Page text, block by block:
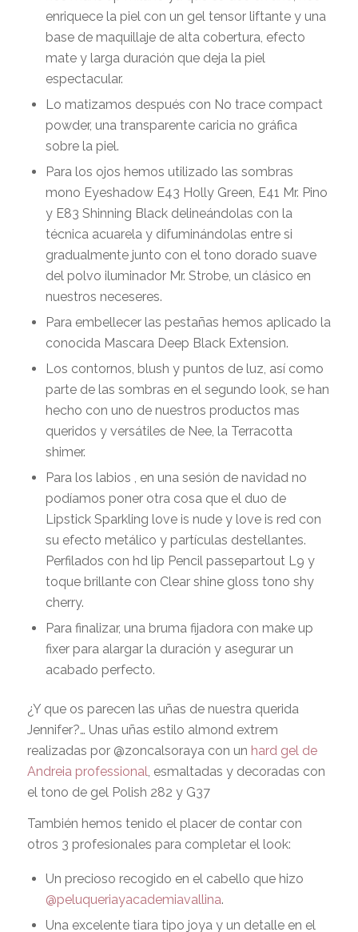
enriquece la piel con un gel tensor liftante y una
base de maquillaje de alta cobertura, efecto
mate y larga duración que deja la piel
espectacular.
Lo matizamos después con No trace compact
powder, una transparente caricia no gráfica
sobre la piel.
Para los ojos hemos utilizado las sombras
mono Eyeshadow E43 Holly Green, E41 Mr. Pino
y E83 Shinning Black delineándolas con la
técnica acuarela y difuminándolas entre si
gradualmente junto con el tono dorado suave
del polvo iluminador Mr. Strobe, un clásico en
nuestros neceseres.
Para embellecer las pestañas hemos aplicado la
conocida Mascara Deep Black Extension.
Los contornos, blush y puntos de luz, así como
parte de las sombras en el segundo look, se han
hecho con uno de nuestros productos mas
queridos y versátiles de Nee, la Terracotta
shimer.
Para los labios , en una sesión de navidad no
podíamos poner otra cosa que el duo de
Lipstick Sparkling love is nude y love is red con
su efecto metálico y partículas destellantes.
Perfilados con hd lip Pencil passepartout L9 y
toque brillante con Clear shine gloss tono shy
cherry.
Para finalizar, una bruma fijadora con make up
fixer para alargar la duración y asegurar un
acabado perfecto.
¿Y que os parecen las uñas de nuestra querida
Jennifer?… Unas uñas estilo almond extrem
realizadas por @zoncalsoraya con un hard gel de
Andreia professional , esmaltadas y decoradas con
el tono de gel Polish 282 y G37
También hemos tenido el placer de contar con
otros 3 profesionales para completar el look:
Un precioso recogido en el cabello que hizo
@peluqueriayacademiavallina.
Una excelente tiara tipo joya y un detalle en el